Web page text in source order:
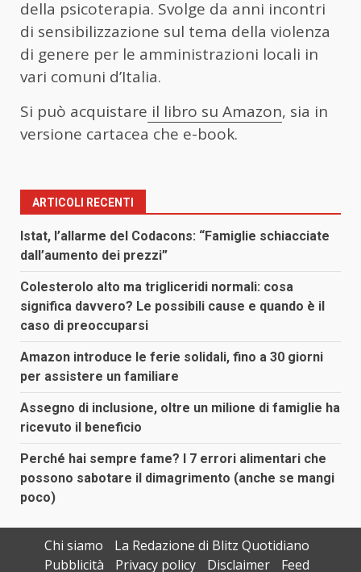
della psicoterapia. Svolge da anni incontri
di sensibilizzazione sul tema della violenza
di genere per le amministrazioni locali in
vari comuni d’Italia.
Si può acquistare il libro su Amazon, sia in
versione cartacea che e-book.
ARTICOLI RECENTI
Istat, l’allarme del Codacons: “Famiglie schiacciate
dall’aumento dei prezzi”
Colesterolo alto ma trigliceridi normali: cosa
significa davvero? Le possibili cause e quando è il
caso di preoccuparsi
Amazon introduce le ferie solidali, fino a 30 giorni
per assistere un familiare
Assegno di inclusione, oltre un milione di famiglie ha
ricevuto il beneficio
Perché hai sempre fame? I 7 errori alimentari che
possono sabotare il dimagrimento (anche se mangi
poco)
Chi siamo
La Redazione di Blitz Quotidiano
Pubblicità
Privacy policy Disclaimer Feed